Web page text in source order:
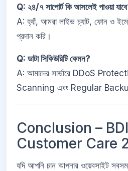
Q: ২৪/৭ সাপোর্ট কি আসলেই পাওয়া
A: হ্যাঁ, আমরা লাইভ চ্যাট, ফোন ও
প্রদান করি।
Q: ডাটা সিকিউরিটি কেমন?
A: আমাদের সার্ভারে DDoS
Scanning এবং Regular
Conclusion –
Customer Care
যদি আপনি চান আপনার ওয়েবসাইট